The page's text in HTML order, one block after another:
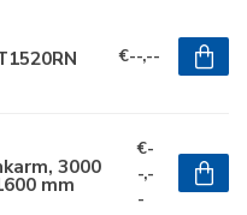
€--,--
3000
mm
€-
-,-
-